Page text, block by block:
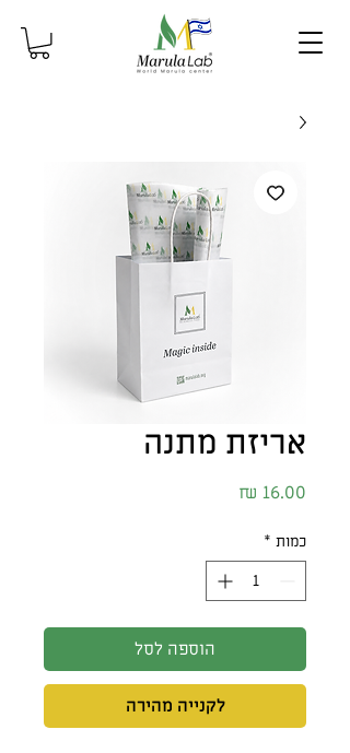
אריזת מתנה
כמות *
הוספה לסל
לקנייה מהירה